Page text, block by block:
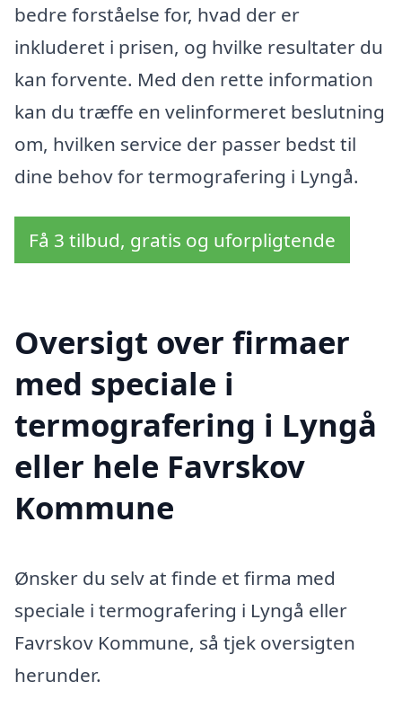
bedre forståelse for, hvad der er
inkluderet i prisen, og hvilke resultater du
kan forvente. Med den rette information
kan du træffe en velinformeret beslutning
om, hvilken service der passer bedst til
dine behov for termografering i Lyngå.
Få 3 tilbud, gratis og uforpligtende
Oversigt over firmaer
med speciale i
termografering i Lyngå
eller hele Favrskov
Kommune
Ønsker du selv at finde et firma med
speciale i termografering i Lyngå eller
Favrskov Kommune, så tjek oversigten
herunder.